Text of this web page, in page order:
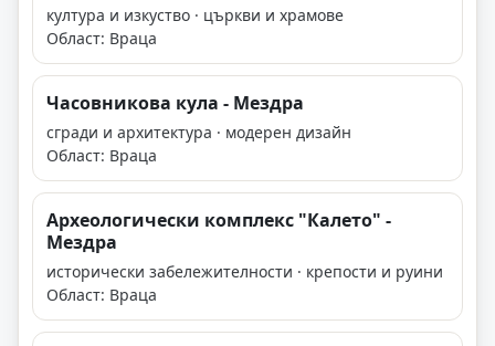
култура и изкуство · църкви и храмове
Област: Враца
Часовникова кула - Мездра
сгради и архитектура · модерен дизайн
Област: Враца
Археологически комплекс "Калето" -
Мездра
исторически забележителности · крепости и руини
Област: Враца